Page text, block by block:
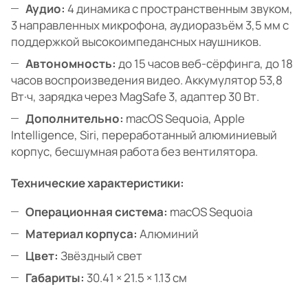
Аудио: 4 динамика с пространственным звуком,
3 направленных микрофона, аудиоразъём 3,5 мм с
поддержкой высокоимпедансных наушников.
Автономность: до 15 часов веб-сёрфинга, до 18
часов воспроизведения видео. Аккумулятор 53,8
Вт·ч, зарядка через MagSafe 3, адаптер 30 Вт.
Дополнительно: macOS Sequoia, Apple
Intelligence, Siri, переработанный алюминиевый
корпус, бесшумная работа без вентилятора.
Технические характеристики:
Операционная система: macOS Sequoia
Материал корпуса: Алюминий
Цвет: Звёздный свет
Габариты: 30.41 × 21.5 × 1.13 см